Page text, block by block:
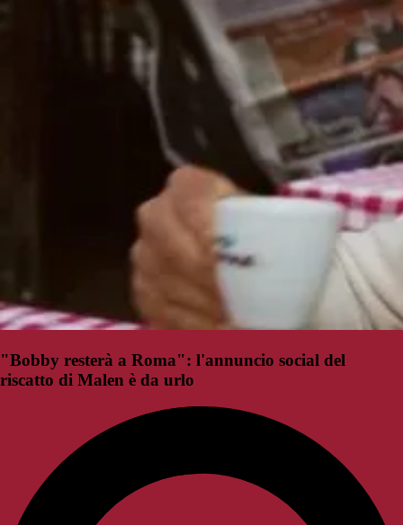
"Bobby resterà a Roma": l'annuncio social del
riscatto di Malen è da urlo